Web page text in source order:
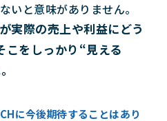
いと意味がありません。
実際の売上や利益にどう
こをしっかり“見える
に今後期待することはあり